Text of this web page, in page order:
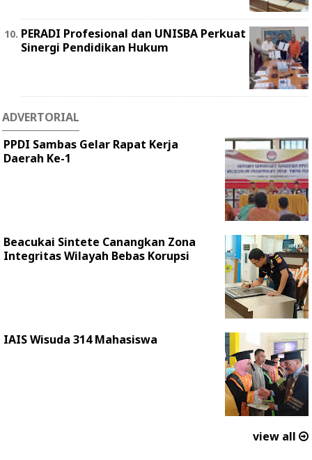
PERADI Profesional dan UNISBA Perkuat
Sinergi Pendidikan Hukum
ADVERTORIAL
PPDI Sambas Gelar Rapat Kerja
Daerah Ke-1
Beacukai Sintete Canangkan Zona
Integritas Wilayah Bebas Korupsi
IAIS Wisuda 314 Mahasiswa
view all